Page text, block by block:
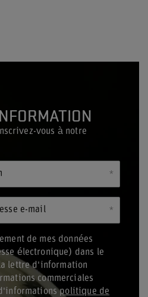
vous à notre
e-mail
de mes données
électronique) dans le
lettre d'information
commerciales
politique de